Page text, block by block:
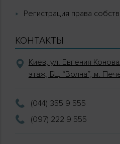
Регистрация права
КОНТАКТЫ
Киев, ул. Евгения
этаж, БЦ “Волна”, м.
(044) 355 9 555
(097) 222 9 555